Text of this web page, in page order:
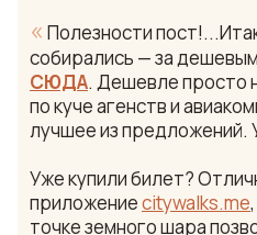
« Полезности
собирались — за
СЮДА. Дешевле просто
по куче агенств и
лучшее из предложений.
Уже купили билет?
приложениеcitywalks.me
точке земного шара